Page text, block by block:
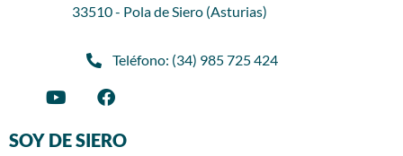
33510 - Pola de Siero (Asturias)
Teléfono: (34) 985 725 424
SOY DE SIERO